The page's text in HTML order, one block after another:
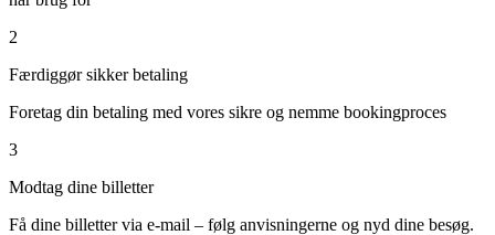
2
Færdiggør sikker betaling
Foretag din betaling med vores sikre og nemme bookingproces
3
Modtag dine billetter
Få dine billetter via e-mail – følg anvisningerne og nyd dine besøg.